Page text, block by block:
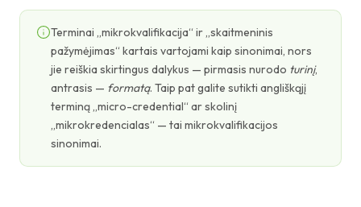
Terminai „mikrokvalifikacija“ ir „skaitmeninis
pažymėjimas“ kartais vartojami kaip sinonimai, nors
jie reiškia skirtingus dalykus — pirmasis nurodo turinį,
antrasis — formatą. Taip pat galite sutikti angliškąjį
terminą „micro-credential“ ar skolinį
„mikrokredencialas“ — tai mikrokvalifikacijos
sinonimai.